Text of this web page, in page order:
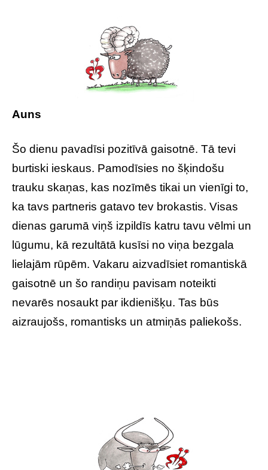
Auns
Šo dienu pavadīsi pozitīvā gaisotnē. Tā tevi
burtiski ieskaus. Pamodīsies no šķindošu
trauku skaņas, kas nozīmēs tikai un vienīgi to,
ka tavs partneris gatavo tev brokastis. Visas
dienas garumā viņš izpildīs katru tavu vēlmi un
lūgumu, kā rezultātā kusīsi no viņa bezgala
lielajām rūpēm. Vakaru aizvadīsiet romantiskā
gaisotnē un šo randiņu pavisam noteikti
nevarēs nosaukt par ikdienišķu. Tas būs
aizraujošs, romantisks un atmiņās paliekošs.